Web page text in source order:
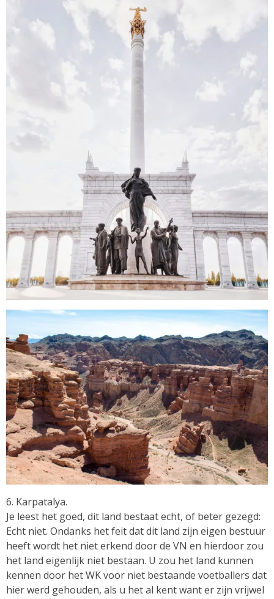
6. Karpatalya.
Je leest het goed, dit land bestaat echt, of beter gezegd:
Echt niet. Ondanks het feit dat dit land zijn eigen bestuur
heeft wordt het niet erkend door de VN en hierdoor zou
het land eigenlijk niet bestaan. U zou het land kunnen
kennen door het WK voor niet bestaande voetballers dat
hier werd gehouden, als u het al kent want er zijn vrijwel